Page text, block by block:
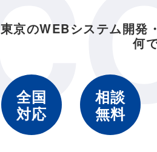
東京のWEBシステム開発
何
全国
対応
相談
無料